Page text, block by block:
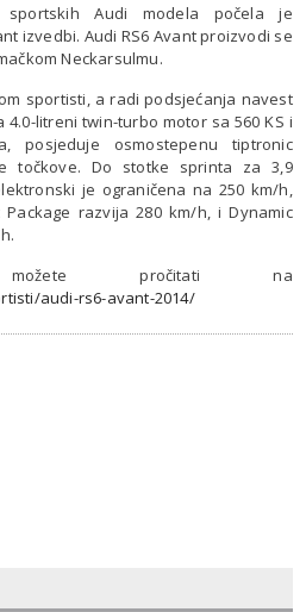
Audi modela počela je
izvedbi. Audi RS6 Avant proizvodi se
Neckarsulmu.
sportisti, a radi podsjećanja navest
litreni twin-turbo motor sa 560 KS i
posjeduje osmostepenu tiptronic
točkove. Do stotke sprinta za 3,9
je ograničena na 250 km/h,
razvija 280 km/h, i Dynamic
pročitati na
audi-rs6-avant-2014/